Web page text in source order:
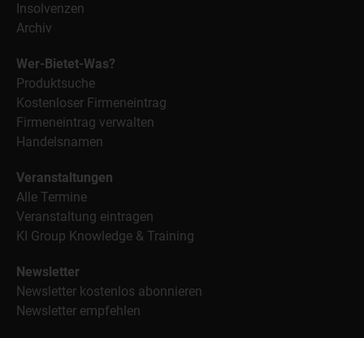
Insolvenzen
Archiv
Wer-Bietet-Was?
Produktsuche
Kostenloser Firmeneintrag
Firmeneintrag verwalten
Handelsnamen
Veranstaltungen
Alle Termine
Veranstaltung eintragen
KI Group Knowledge & Training
Newsletter
Newsletter kostenlos abonnieren
Newsletter empfehlen